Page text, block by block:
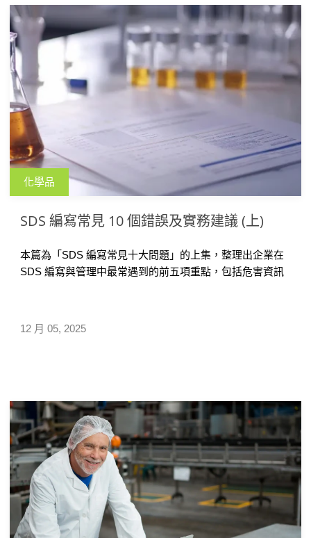
化學品
SDS 編寫常見 10 個錯誤及實務建議 (上)
12 月 05, 2025
本篇為「SDS 編寫常見十大問題」的上集，整理出企業在
SDS 編寫與管理中最常遇到的前五項重點，包括危害資訊
快速檢視 SDS 是否存在內容落差，並提升文件品質與合規